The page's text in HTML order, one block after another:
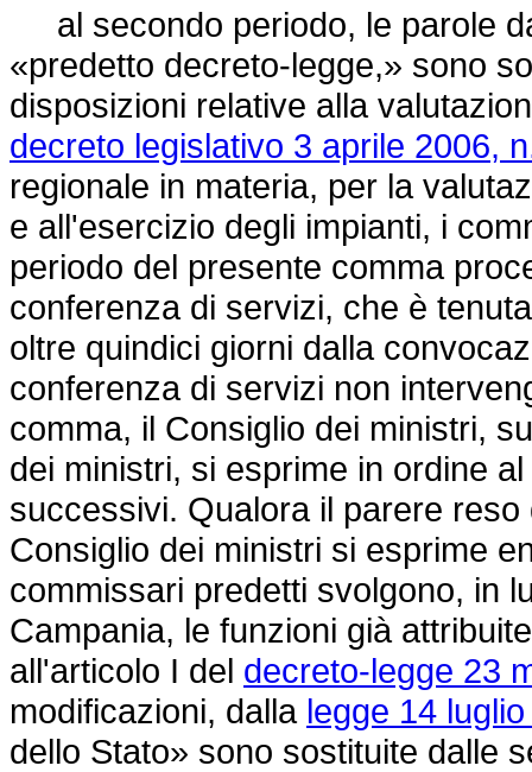
al secondo periodo, le parole
«predetto decreto-legge,» sono
disposizioni relative alla
decreto legislativo 3 aprile 2006,
regionale in materia, per la
e all'esercizio degli impianti, i
periodo del presente comma
conferenza di servizi, che è
oltre quindici giorni dalla
conferenza di servizi non
comma, il Consiglio dei ministri,
dei ministri, si esprime in ordine
successivi. Qualora il parere
Consiglio dei ministri si esprime
commissari predetti svolgono, in
Campania, le funzioni già
all'articolo I del decreto-legge 23
modificazioni, dalla legge 14
dello Stato» sono sostituite dalle